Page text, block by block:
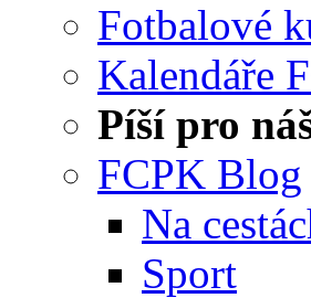
Fotbalové
Kalendáře
Píší pro
FCPK Blog
Na
Sport